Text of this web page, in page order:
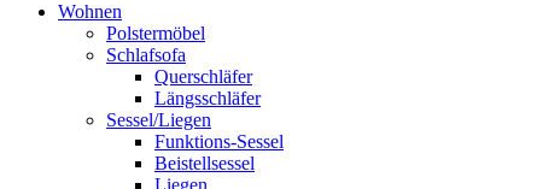
Wohnen
Polstermöbel
Schlafsofa
Querschläfer
Längsschläfer
Sessel/Liegen
Funktions-Sessel
Beistellsessel
Liegen